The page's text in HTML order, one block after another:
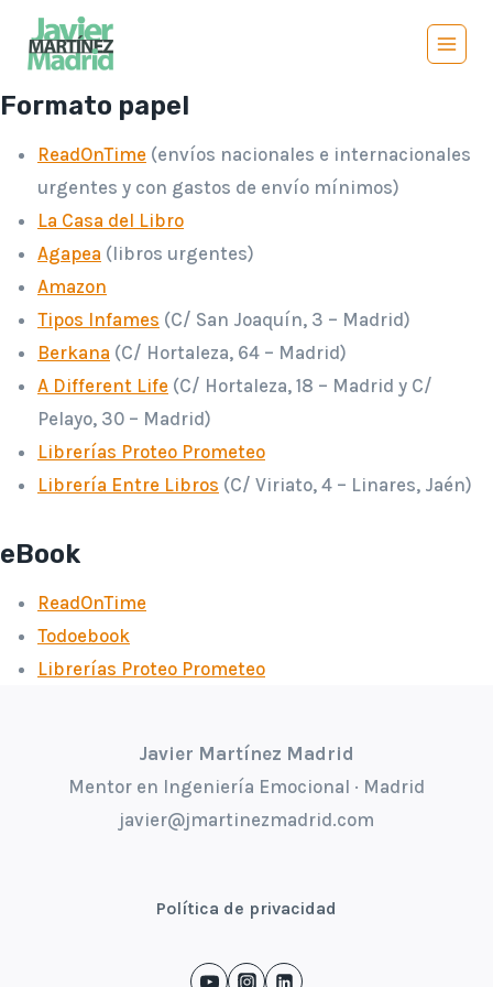
Saltar
Formato papel
ReadOnTime (envíos nacionales e internacionales
urgentes y con gastos de envío mínimos)
La Casa del Libro
Agapea (libros urgentes)
Amazon
Tipos Infames (C/ San Joaquín, 3 – Madrid)
Berkana (C/ Hortaleza, 64 – Madrid)
A Different Life (C/ Hortaleza, 18 – Madrid y C/
Pelayo, 30 – Madrid)
Librerías Proteo Prometeo
Librería Entre Libros (C/ Viriato, 4 – Linares, Jaén)
eBook
ReadOnTime
Todoebook
Librerías Proteo Prometeo
Javier Martínez Madrid
Mentor en Ingeniería Emocional · Madrid
javier@jmartinezmadrid.com
Política de privacidad